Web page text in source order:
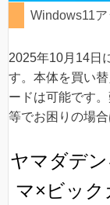
Windows11
2025年10月14日
す。本体を買い
ードは可能です
等でお困りの場合
ヤマダデ
マ×ビック